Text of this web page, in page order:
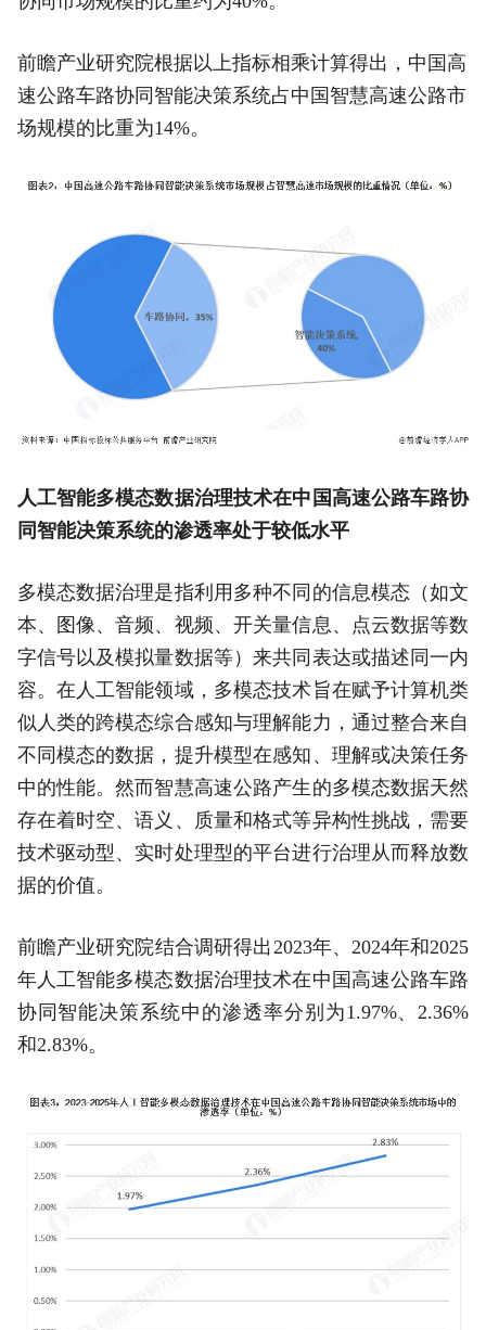
前瞻产业研究院根据以上指标相乘计算得出，中国高
速公路车路协同智能决策系统占中国智慧高速公路市
场规模的比重为14%。
人工智能多模态数据治理技术在中国高速公路车路协
同智能决策系统的渗透率处于较低水平
多模态数据治理是指利用多种不同的信息模态（如文
本、图像、音频、视频、开关量信息、点云数据等数
字信号以及模拟量数据等）来共同表达或描述同一内
容。在人工智能领域，多模态技术旨在赋予计算机类
似人类的跨模态综合感知与理解能力，通过整合来自
不同模态的数据，提升模型在感知、理解或决策任务
中的性能。然而智慧高速公路产生的多模态数据天然
存在着时空、语义、质量和格式等异构性挑战，需要
技术驱动型、实时处理型的平台进行治理从而释放数
据的价值。
前瞻产业研究院结合调研得出2023年、2024年和2025
年人工智能多模态数据治理技术在中国高速公路车路
协同智能决策系统中的渗透率分别为1.97%、2.36%
和2.83%。